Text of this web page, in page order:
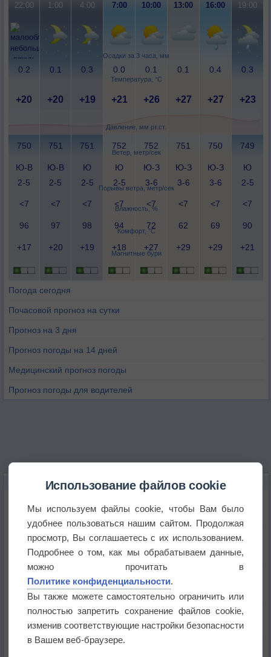
Осадки за 3 часа, мм
Температура, °C
Давление, мм рт.ст.
Ветер, метр/сек
Порывы ветра, метр/сек
Влажность, %
Комфорт, °C
Магнитные бури
22:00 1:00 4:00 7:00 10:00 13:00 16:00 19:00
0.2 0.1 0.3 0.0 0.1 0.1 0.4 0.3
+20 +20 +19 +21 +26 +27 +27 +23
750 751 751 752 752 751 750 749
Ю-В
2-5
Ю-В
2-5
Ю
2-5
Ю
2-5
Ю-З
3-6
Ю-З
3-6
Ю-З
3-6
Ю
2-5
<7 <7 <7 <7 <7 <7 <7 <7
96 97 98 94 72 62 69 90
+17 +20 +19 +18 +27 +29 +29 +21
Погода сегодня
Почасовой прогноз на сутки
Прогноз на 3 дня
Прогноз погоды на 14 дней
Медицинский прогноз погоды
Прогноз погоды для водителей
НОВОЕ О ПОГОДЕ
Приложение построит маршрут через тень
Атмосфера начала замерзать
В Приморье обнаружены морские волны тепла
Изменение климата повлияло на ареал обитания
Использование файлов cookie
Мы используем файлы cookie, чтобы Вам было
удобнее пользоваться нашим сайтом. Продолжая
просмотр, Вы соглашаетесь с их использованием.
Подробнее о том, как мы обрабатываем данные,
можно прочитать в
Политике конфиденциальности.
Вы также можете самостоятельно ограничить или
полностью запретить сохранение файлов cookie,
изменив соответствующие настройки безопасности
в Вашем веб-браузере.